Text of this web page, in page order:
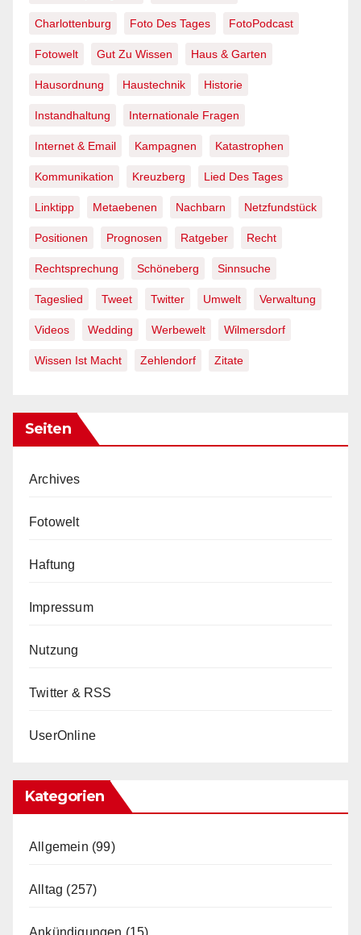
Charlottenburg Foto Des Tages FotoPodcast
Fotowelt Gut Zu Wissen Haus & Garten
Hausordnung Haustechnik Historie
Instandhaltung Internationale Fragen
Internet & Email Kampagnen Katastrophen
Kommunikation Kreuzberg Lied Des Tages
Linktipp Metaebenen Nachbarn Netzfundstück
Positionen Prognosen Ratgeber Recht
Rechtsprechung Schöneberg Sinnsuche
Tageslied Tweet Twitter Umwelt Verwaltung
Videos Wedding Werbewelt Wilmersdorf
Wissen Ist Macht Zehlendorf Zitate
Seiten
Archives
Fotowelt
Haftung
Impressum
Nutzung
Twitter & RSS
UserOnline
Kategorien
Allgemein (99)
Alltag (257)